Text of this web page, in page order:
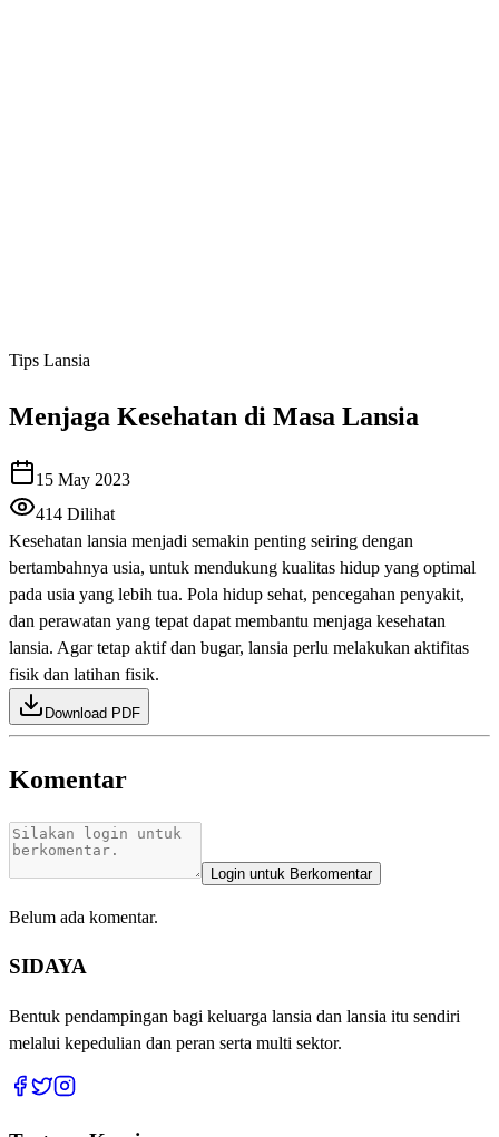
Tips Lansia
Menjaga Kesehatan di Masa Lansia
15 May 2023
414 Dilihat
Kesehatan lansia menjadi semakin penting seiring dengan
bertambahnya usia, untuk mendukung kualitas hidup yang optimal
pada usia yang lebih tua. Pola hidup sehat, pencegahan penyakit,
dan perawatan yang tepat dapat membantu menjaga kesehatan
lansia. Agar tetap aktif dan bugar, lansia perlu melakukan aktifitas
fisik dan latihan fisik.
Download PDF
Komentar
Login untuk Berkomentar
Belum ada komentar.
SIDAYA
Bentuk pendampingan bagi keluarga lansia dan lansia itu sendiri
melalui kepedulian dan peran serta multi sektor.